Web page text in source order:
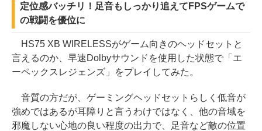
定位感バッチリ！足音もしっかり追えてFPSゲームで
の戦闘を優位に
HS75 XB WIRELESSがゲーム向きのヘッドセットと
言えるのか、早速Dolbyサウンドを使用した状態で「エ
ーペックスレジェンズ」をプレイしてみた。
音質の方だが、ゲーミングヘッドセットらしく低音が
強めではあるが耳障りと言うわけではなく、他の音域を
邪魔しない心地の良い程度の出力で、足音など敵の位置